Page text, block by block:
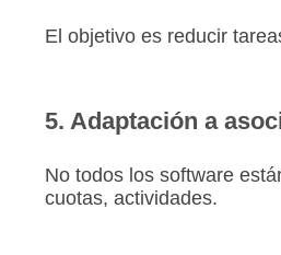
El objetivo es reducir
5. Adaptación a
No todos los software
cuotas, actividades.